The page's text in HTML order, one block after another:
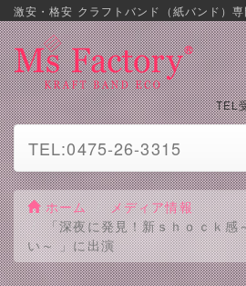
激安・格安 クラフトバンド（紙バンド）
TEL
TEL:0475-26-3315
ホーム
メディア情報
「深夜に発見！新ｓｈｏｃｋ感
い～ 」に出演